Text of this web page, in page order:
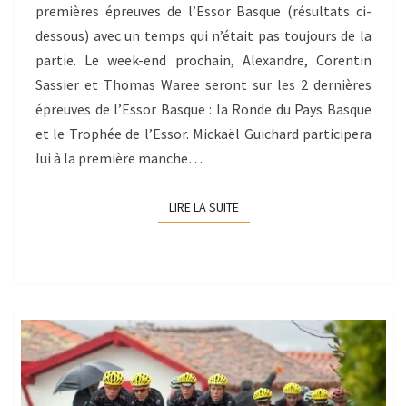
premières épreuves de l’Essor Basque (résultats ci-
dessous) avec un temps qui n’était pas toujours de la
partie. Le week-end prochain, Alexandre, Corentin
Sassier et Thomas Waree seront sur les 2 dernières
épreuves de l’Essor Basque : la Ronde du Pays Basque
et le Trophée de l’Essor. Mickaël Guichard participera
lui à la première manche…
LIRE LA SUITELIRE LA SUITE